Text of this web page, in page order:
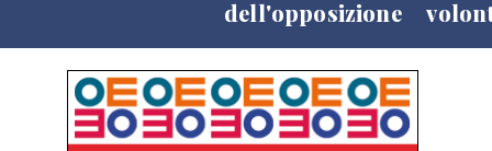
dell'opposizione